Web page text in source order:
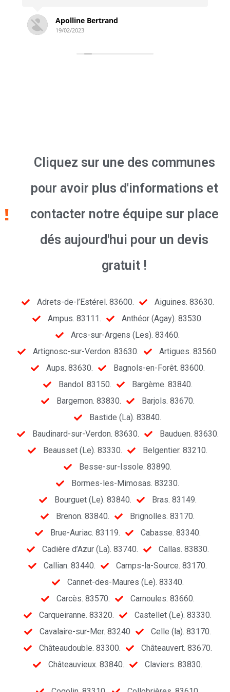
Simon Derambure
18/02/2023
Cliquez sur une des communes
pour avoir plus d'informations et
contacter notre équipe sur place
dés aujourd'hui pour un devis
gratuit !
Adrets-de-l’Estérel. 83600.
Aiguines. 83630.
Ampus. 83111.
Anthéor (Agay). 83530.
Arcs-sur-Argens (Les). 83460.
Artignosc-sur-Verdon. 83630.
Artigues. 83560.
Aups. 83630.
Bagnols-en-Forêt. 83600.
Bandol. 83150.
Bargème. 83840.
Bargemon. 83830.
Barjols. 83670.
Bastide (La). 83840.
Baudinard-sur-Verdon. 83630.
Bauduen. 83630.
Beausset (Le). 83330.
Belgentier. 83210.
Besse-sur-Issole. 83890.
Bormes-les-Mimosas. 83230.
Bourguet (Le). 83840.
Bras. 83149.
Brenon. 83840.
Brignolles. 83170.
Brue-Auriac. 83119.
Cabasse. 83340.
Cadière d’Azur (La). 83740.
Callas. 83830.
Callian. 83440.
Camps-la-Source. 83170.
Cannet-des-Maures (Le). 83340.
Carcès. 83570.
Carnoules. 83660.
Carqueiranne. 83320.
Castellet (Le). 83330.
Cavalaire-sur-Mer. 83240
Celle (la). 83170.
Châteaudouble. 83300.
Châteauvert. 83670.
Châteauvieux. 83840.
Claviers. 83830.